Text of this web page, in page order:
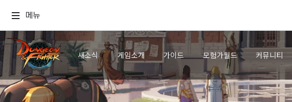
메뉴
새소식 게임소개 가이드 모험가월드 커뮤니티